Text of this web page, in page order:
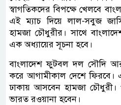
স্বাগতিকদের বিপক্ষে খেলবে
এই ম্যাচ দিয়ে লাল-সবুজ
হামজা চৌধুরীর। সাথে
এক অধ্যায়ের সূচনা হবে।
বাংলাদেশ ফুটবল দল সৌদি
করে আগামীকাল দেশে ফিরবে।
ঢাকায় আসবেন হামজা চৌধুরী।
ভারত রওয়ানা হবেন।